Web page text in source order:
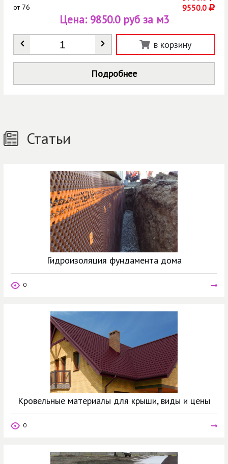
Статьи
Гидроизоляция фундамента дома
0
Кровельные материалы для крыши, виды и цены
0
от76 9550.0
Количество
Цена: 9850.0 руб за м3
в корзину
Подробнее